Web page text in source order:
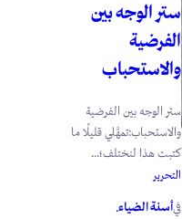
ستر الوجه بين
الفرضية
والاستحباب
ستر الوجه بين الفرضية
والاستحباب:تمهَّلي قليلًا ما
كتبت هذا لنختلف؛...
التحرير
فيأسنة الضياء.